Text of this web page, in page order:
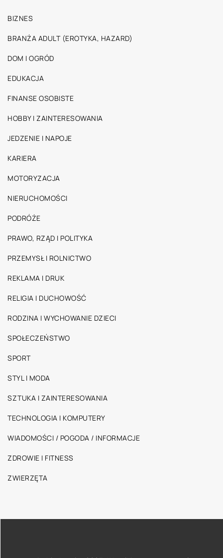
BIZNES
BRANŻA ADULT (EROTYKA, HAZARD)
DOM I OGRÓD
EDUKACJA
FINANSE OSOBISTE
HOBBY I ZAINTERESOWANIA
JEDZENIE I NAPOJE
KARIERA
MOTORYZACJA
NIERUCHOMOŚCI
PODRÓŻE
PRAWO, RZĄD I POLITYKA
PRZEMYSŁ I ROLNICTWO
REKLAMA I DRUK
RELIGIA I DUCHOWOŚĆ
RODZINA I WYCHOWANIE DZIECI
SPOŁECZEŃSTWO
SPORT
STYL I MODA
SZTUKA I ZAINTERESOWANIA
TECHNOLOGIA I KOMPUTERY
WIADOMOŚCI / POGODA / INFORMACJE
ZDROWIE I FITNESS
ZWIERZĘTA